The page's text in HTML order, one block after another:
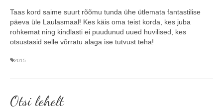
Minust
Koolitused
Sammud isikliku varustuseni (5x)
Taas kord saime suurt rõõmu tunda ühe ütlemata fantastilise
päeva üle Laulasmaal! Kes käis oma teist korda, kes juba
rohkemat ning kindlasti ei puudunud uued huvilised, kes
otsustasid selle võrratu alaga ise tutvust teha!
2015
Otsi lehelt